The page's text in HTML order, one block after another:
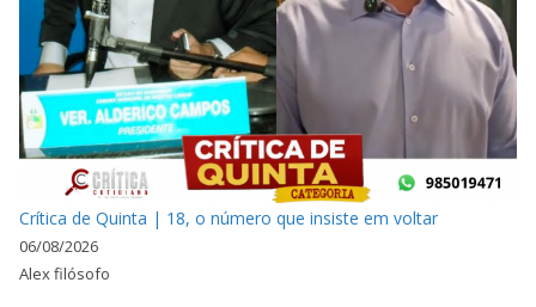
Crítica de Quinta | 18, o número que insiste em voltar
06/08/2026
Alex filósofo